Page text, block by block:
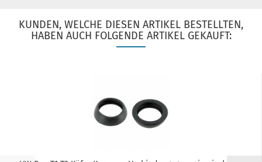
KUNDEN, WELCHE DIESEN ARTIKEL BESTELLTEN,
HABEN AUCH FOLGENDE ARTIKEL GEKAUFT: